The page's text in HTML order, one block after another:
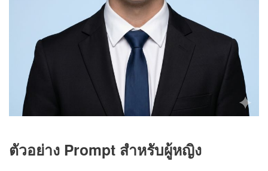
ตัวอย่าง Prompt สำหรับผู้หญิง